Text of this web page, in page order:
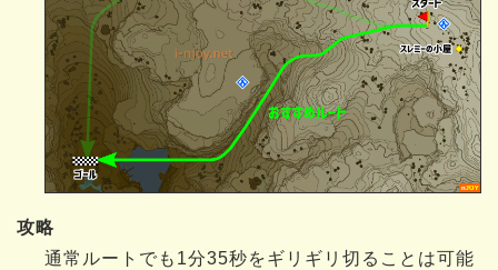
攻略
通常ルートでも1分35秒をギリギリ切ることは可能